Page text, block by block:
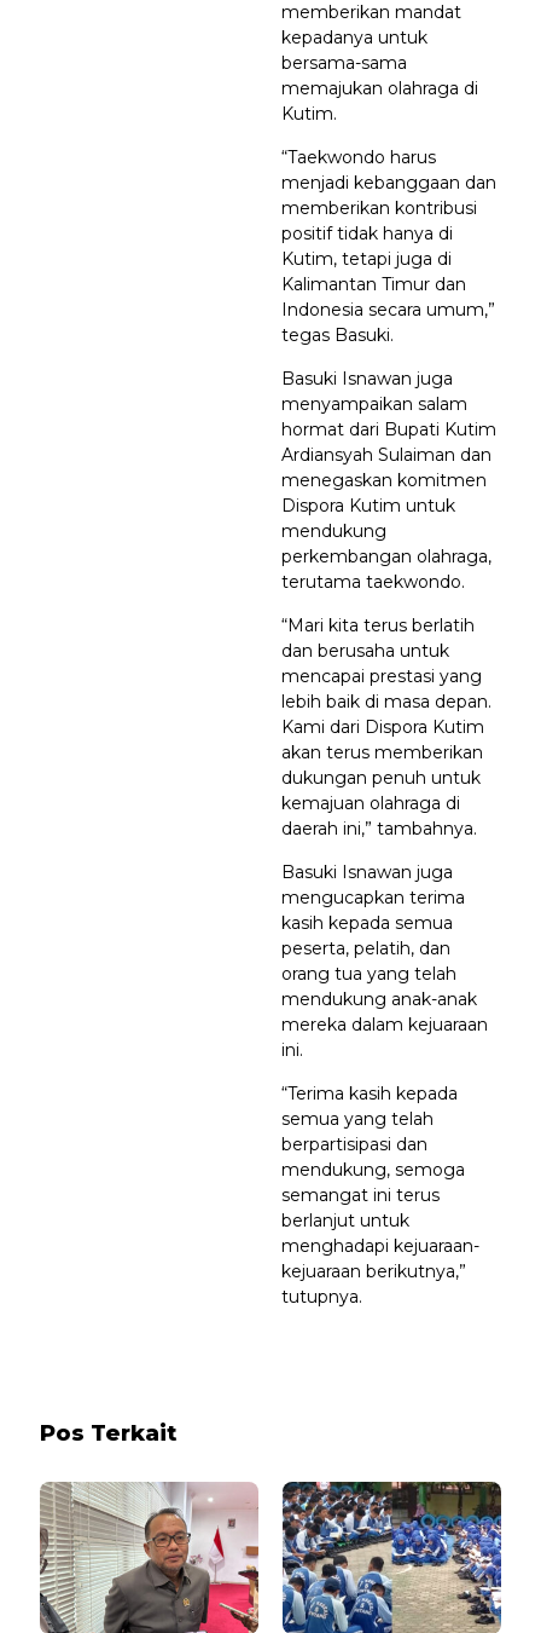
memberikan mandat
kepadanya untuk
bersama-sama
memajukan olahraga di
Kutim.
“Taekwondo harus
menjadi kebanggaan dan
memberikan kontribusi
positif tidak hanya di
Kutim, tetapi juga di
Kalimantan Timur dan
Indonesia secara umum,”
tegas Basuki.
Basuki Isnawan juga
menyampaikan salam
hormat dari Bupati Kutim
Ardiansyah Sulaiman dan
menegaskan komitmen
Dispora Kutim untuk
mendukung
perkembangan olahraga,
terutama taekwondo.
“Mari kita terus berlatih
dan berusaha untuk
mencapai prestasi yang
lebih baik di masa depan.
Kami dari Dispora Kutim
akan terus memberikan
dukungan penuh untuk
kemajuan olahraga di
daerah ini,” tambahnya.
Basuki Isnawan juga
mengucapkan terima
kasih kepada semua
peserta, pelatih, dan
orang tua yang telah
mendukung anak-anak
mereka dalam kejuaraan
ini.
“Terima kasih kepada
semua yang telah
berpartisipasi dan
mendukung, semoga
semangat ini terus
berlanjut untuk
menghadapi kejuaraan-
kejuaraan berikutnya,”
tutupnya.
Pos Terkait